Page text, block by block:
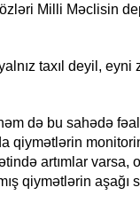
Milli Məclisin
taxıl deyil,
də bu sahədə
qiymətlərin
artımlar
qiymətlərin aşağı